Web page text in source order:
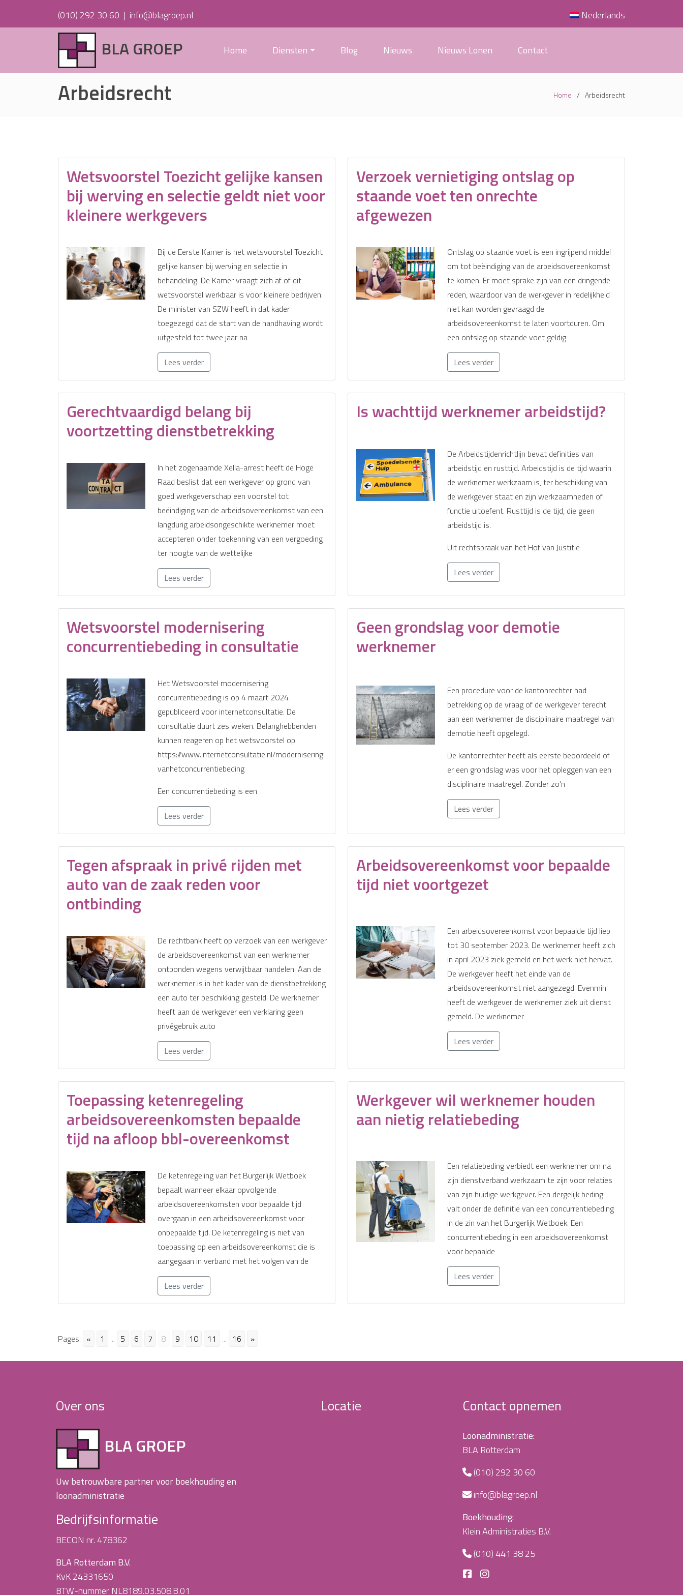
(010) 292 30 60 | info@blagroep.nl Nederlands
BLA GROEP Home Diensten Blog Nieuws Nieuws Lonen Contact
Arbeidsrecht Home Arbeidsrecht
Wetsvoorstel Toezicht gelijke kansen
bij werving en selectie geldt niet voor
kleinere werkgevers
Bij de Eerste Kamer is het wetsvoorstel Toezicht
gelijke kansen bij werving en selectie in
behandeling. De Kamer vraagt zich af of dit
wetsvoorstel werkbaar is voor kleinere bedrijven.
De minister van SZW heeft in dat kader
toegezegd dat de start van de handhaving wordt
uitgesteld tot twee jaar na
Lees verder
Verzoek vernietiging ontslag op
staande voet ten onrechte
afgewezen
Ontslag op staande voet is een ingrijpend middel
om tot beëindiging van de arbeidsovereenkomst
te komen. Er moet sprake zijn van een dringende
reden, waardoor van de werkgever in redelijkheid
niet kan worden gevraagd de
arbeidsovereenkomst te laten voortduren. Om
een ontslag op staande voet geldig
Lees verder
Gerechtvaardigd belang bij
voortzetting dienstbetrekking
In het zogenaamde Xella-arrest heeft de Hoge
Raad beslist dat een werkgever op grond van
goed werkgeverschap een voorstel tot
beëindiging van de arbeidsovereenkomst van een
langdurig arbeidsongeschikte werknemer moet
accepteren onder toekenning van een vergoeding
ter hoogte van de wettelijke
Lees verder
Is wachttijd werknemer arbeidstijd?
De Arbeidstijdenrichtlijn bevat definities van
arbeidstijd en rusttijd. Arbeidstijd is de tijd waarin
de werknemer werkzaam is, ter beschikking van
de werkgever staat en zijn werkzaamheden of
functie uitoefent. Rusttijd is de tijd, die geen
arbeidstijd is.
Uit rechtspraak van het Hof van Justitie
Lees verder
Wetsvoorstel modernisering
concurrentiebeding in consultatie
Het Wetsvoorstel modernisering
concurrentiebeding is op 4 maart 2024
gepubliceerd voor internetconsultatie. De
consultatie duurt zes weken. Belanghebbenden
kunnen reageren op het wetsvoorstel op
https://www.internetconsultatie.nl/modernisering
vanhetconcurrentiebeding
Een concurrentiebeding is een
Lees verder
Geen grondslag voor demotie
werknemer
Een procedure voor de kantonrechter had
betrekking op de vraag of de werkgever terecht
aan een werknemer de disciplinaire maatregel van
demotie heeft opgelegd.
De kantonrechter heeft als eerste beoordeeld of
er een grondslag was voor het opleggen van een
disciplinaire maatregel. Zonder zo’n
Lees verder
Tegen afspraak in privé rijden met
auto van de zaak reden voor
ontbinding
De rechtbank heeft op verzoek van een werkgever
de arbeidsovereenkomst van een werknemer
ontbonden wegens verwijtbaar handelen. Aan de
werknemer is in het kader van de dienstbetrekking
een auto ter beschikking gesteld. De werknemer
heeft aan de werkgever een verklaring geen
privégebruik auto
Lees verder
Arbeidsovereenkomst voor bepaalde
tijd niet voortgezet
Een arbeidsovereenkomst voor bepaalde tijd liep
tot 30 september 2023. De werknemer heeft zich
in april 2023 ziek gemeld en het werk niet hervat.
De werkgever heeft het einde van de
arbeidsovereenkomst niet aangezegd. Evenmin
heeft de werkgever de werknemer ziek uit dienst
gemeld. De werknemer
Lees verder
Toepassing ketenregeling
arbeidsovereenkomsten bepaalde
tijd na afloop bbl-overeenkomst
De ketenregeling van het Burgerlijk Wetboek
bepaalt wanneer elkaar opvolgende
arbeidsovereenkomsten voor bepaalde tijd
overgaan in een arbeidsovereenkomst voor
onbepaalde tijd. De ketenregeling is niet van
toepassing op een arbeidsovereenkomst die is
aangegaan in verband met het volgen van de
Lees verder
Werkgever wil werknemer houden
aan nietig relatiebeding
Een relatiebeding verbiedt een werknemer om na
zijn dienstverband werkzaam te zijn voor relaties
van zijn huidige werkgever. Een dergelijk beding
valt onder de definitie van een concurrentiebeding
in de zin van het Burgerlijk Wetboek. Een
concurrentiebeding in een arbeidsovereenkomst
voor bepaalde
Lees verder
Pages: « 1 ... 5 6 7 8 9 10 11 ... 16 »
Over ons
BLA GROEP
Uw betrouwbare partner voor boekhouding en
loonadministratie
Bedrijfsinformatie
BECON nr. 478362
BLA Rotterdam B.V.
KvK 24331650
BTW-nummer NL8189.03.508.B.01
Locatie Contact opnemen
Loonadministratie:
BLA Rotterdam
(010) 292 30 60
info@blagroep.nl
Boekhouding:
Klein Administraties B.V.
(010) 441 38 25